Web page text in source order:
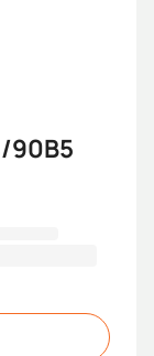
90В5